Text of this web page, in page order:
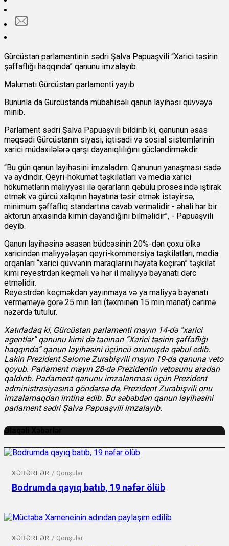
Gürcüstan parlamentinin sədri Şalva Papuaşvili “Xarici təsirin
şəffaflığı haqqında” qanunu imzalayıb.
Məlumatı Gürcüstan parlamenti yayıb.
Bununla da Gürcüstanda mübahisəli qanun layihəsi qüvvəyə
minib.
Parlament sədri Şalva Papuaşvili bildirib ki, qanunun əsas
məqsədi Gürcüstanın siyasi, iqtisadi və sosial sistemlərinin
xarici müdaxilələrə qarşı dayanıqlılığını gücləndirməkdir.
“Bu gün qanun layihəsini imzaladım. Qanunun yanaşması sadə
və aydındır. Qeyri-hökumət təşkilatları və media xarici
hökumətlərin maliyyəsi ilə qərarların qəbulu prosesində iştirak
etmək və gürcü xalqının həyatına təsir etmək istəyirsə,
minimum şəffaflıq standartına cavab verməlidir - əhali hər bir
aktorun arxasında kimin dayandığını bilməlidir”, - Papuaşvili
deyib.
Qanun layihəsinə əsasən büdcəsinin 20%-dən çoxu ölkə
xaricindən maliyyələşən qeyri-kommersiya təşkilatları, media
orqanları “xarici qüvvənin maraqlarını həyata keçirən” təşkilat
kimi reyestrdən keçməli və hər il maliyyə bəyanatı dərc
etməlidir.
Reyestrdən keçməkdən yayınmaya və ya maliyyə bəyanatı
verməməyə görə 25 min lari (təxminən 15 min manat) cərimə
nəzərdə tutulur.
Xatırladaq ki, Gürcüstan parlamenti mayın 14-də “xarici
agentlər” qanunu kimi də tanınan “Xarici təsirin şəffaflığı
haqqında” qanun layihəsini üçüncü oxunuşda qəbul edib.
Lakin Prezident Salome Zurabişvili mayın 19-da qanuna veto
qoyub. Parlament mayın 28-də Prezidentin vetosunu aradan
qaldırıb. Parlament qanunu imzalanması üçün Prezident
administrasiyasına göndərsə də, Prezident Zurabişvili onu
imzalamaqdan imtina edib. Bu səbəbdən qanun layihəsini
parlament sədri Şalva Papuaşvili imzalayıb.
Əlaqəli Xəbərlər
XƏBƏRLƏR / Qonşular
Bodrumda qayıq batıb, 19 nəfər ölüb
XƏBƏRLƏR / Qonşular